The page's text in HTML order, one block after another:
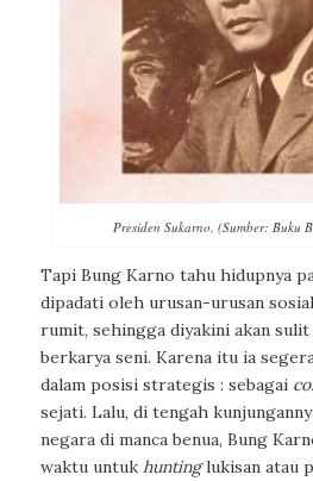
Presiden Sukarno. (Sumber: Buku
Tapi Bung Karno tahu hidupnya
dipadati oleh urusan-urusan
rumit, sehingga diyakini akan
berkarya seni. Karena itu ia
dalam posisi strategis : sebagai
sejati. Lalu, di tengah
negara di manca benua, Bung
waktu untuk huntinglukisan atau